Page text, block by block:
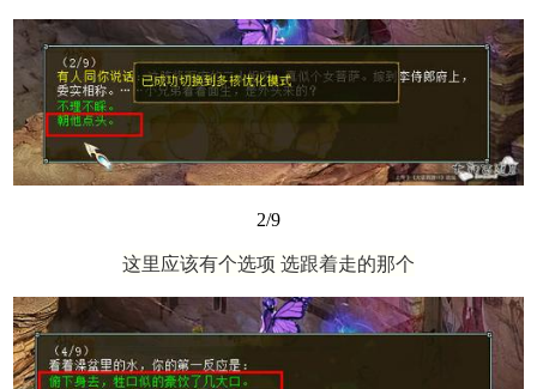
2/9
这里应该有个选项 选跟着走的那个